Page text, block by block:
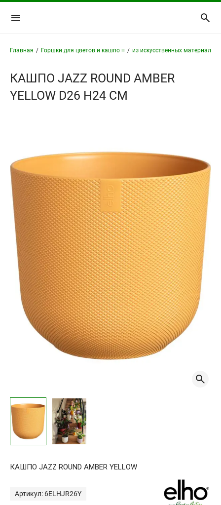
Главная / Горшки для цветов и кашпо ≡ / из искусственных материалов
КАШПО JAZZ ROUND AMBER
YELLOW D26 H24 СМ
КАШПО JAZZ ROUND AMBER YELLOW
Артикул: 6ELHJR26Y